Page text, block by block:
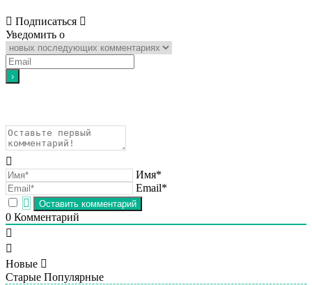
Подписаться
Уведомить о
Имя*
Email*
0 Комментарий
Новые
Старые Популярные